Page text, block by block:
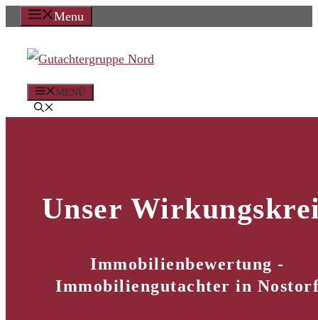
Zum
springen
Menu
MENÜ
Unser
Immobilienbewertung -
Immobiliengutachter in